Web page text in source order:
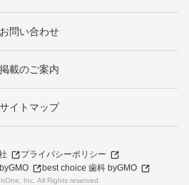
お問い合わせ
掲載のご案内
サイトマップ
プライバシーポリシー
best choice 歯科 byGMO
Inc. All Rights reserved.